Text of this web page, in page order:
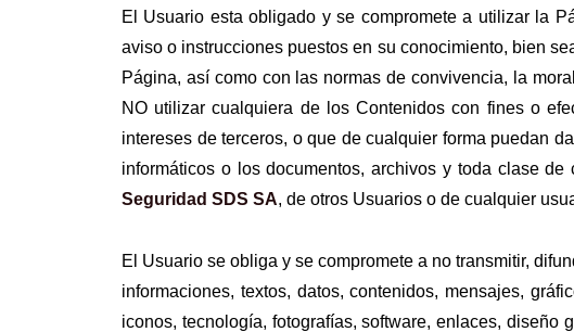
El Usuario esta obligado y se compromete a utilizar la
aviso o instrucciones puestos en su conocimiento, bien
Página, así como con las normas de convivencia, la
NO utilizar cualquiera de los Contenidos con fines o
intereses de terceros, o que de cualquier forma puedan
informáticos o los documentos, archivos y toda clase
Seguridad SDS SA, de otros Usuarios o de cualquier
El Usuario se obliga y se compromete a no transmitir,
informaciones, textos, datos, contenidos, mensajes,
iconos, tecnología, fotografías, software, enlaces,